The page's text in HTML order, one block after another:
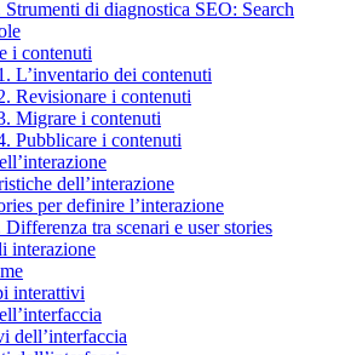
Strumenti di diagnostica SEO: Search
i contenuti
L’inventario dei contenuti
Revisionare i contenuti
Migrare i contenuti
Pubblicare i contenuti
dell’interazione
per definire l’interazione
Differenza tra scenari e user stories
interazione
interattivi
dell’interfaccia